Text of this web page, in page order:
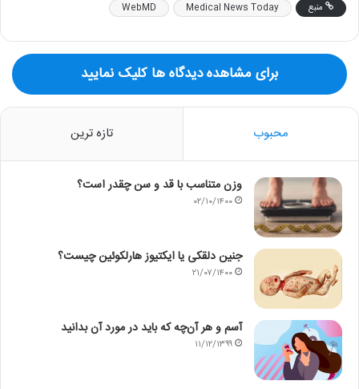
منبع Medical News Today
WebMD
برای مشاهده دیدگاه ها کلیک نمایید
محبوب تازه ترین
وزن متناسب با قد و سن چقدر است؟
۰۲/۱۰/۱۴۰۰
جنین دلقکی یا ایکتیوز هارلکوئین چیست؟
۲۱/۰۷/۱۴۰۰
آسم و هر آن‌چه که باید در مورد آن بدانید
۱۱/۱۲/۱۳۹۹